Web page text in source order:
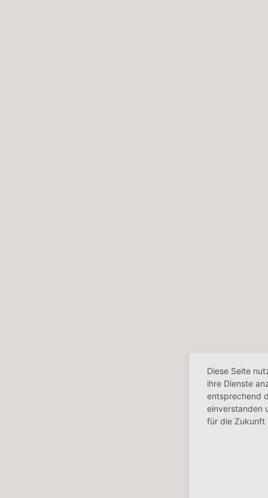
Diese Seite
ihre Dienste
entsprechend
einverstanden
für die Zukunft